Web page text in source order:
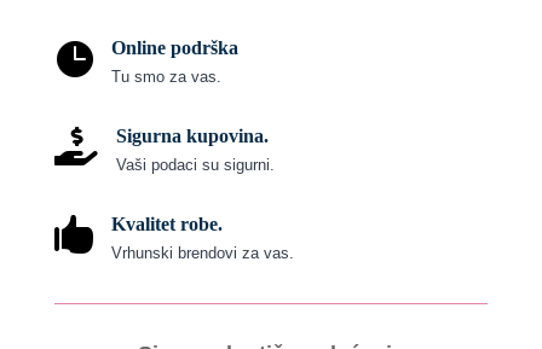
product
 Online podrška
Tu smo za vas.
 Sigurna kupovina.
Vaši podaci su sigurni.
 Kvalitet robe.
Vrhunski brendovi za vas.